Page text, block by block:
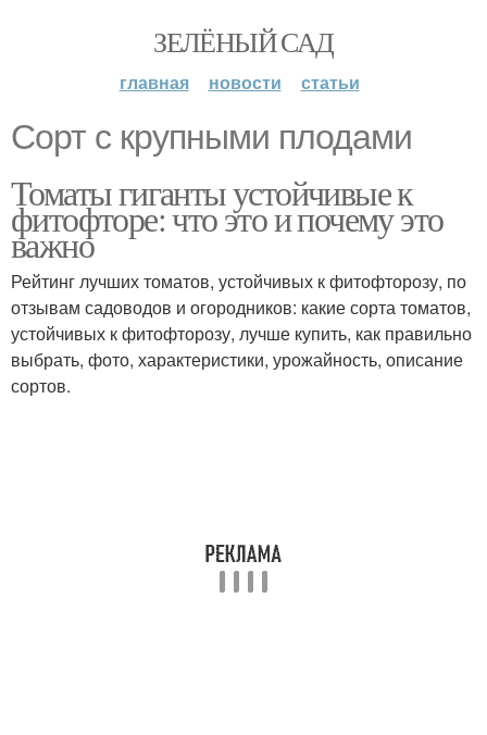
ЗЕЛЁНЫЙ САД
главная новости статьи
Сорт с крупными плодами
Томаты гиганты устойчивые к
фитофторе: что это и почему это
важно
Рейтинг лучших томатов, устойчивых к фитофторозу, по
отзывам садоводов и огородников: какие сорта томатов,
устойчивых к фитофторозу, лучше купить, как правильно
выбрать, фото, характеристики, урожайность, описание
сортов.